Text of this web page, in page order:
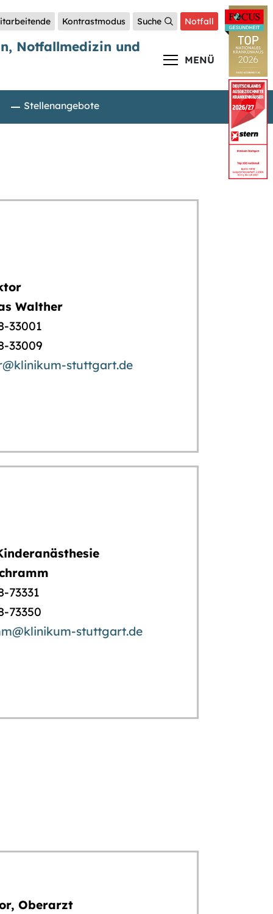
Kontrastmodus Suche Notfall
Notfallmedizin und
MENÜ
Stellenangebote
Walther
33001
33009
stuttgart.de
73331
73350
stuttgart.de
Oberarzt